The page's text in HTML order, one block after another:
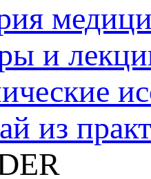
и
из